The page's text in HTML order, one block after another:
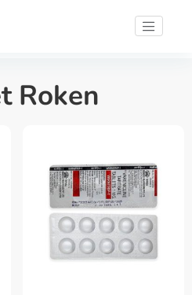
Roken